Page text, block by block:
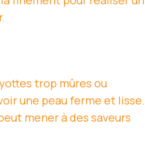
trop mûres ou
une peau ferme et lisse.
mener à des saveurs